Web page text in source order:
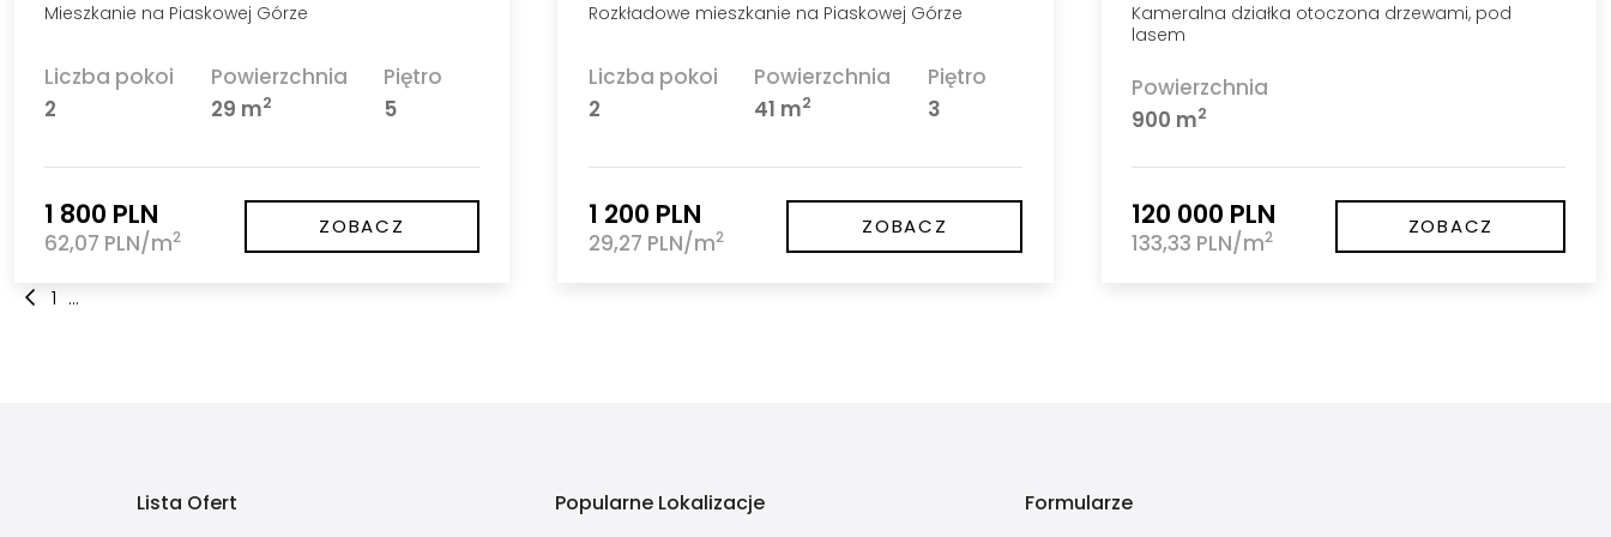
Mieszkanie na Piaskowej Górze
Liczba pokoi
2
Powierzchnia
29 m2
Piętro
5
1 800 PLN
62,07 PLN/m2 ZOBACZ
Rozkładowe mieszkanie na Piaskowej Górze
Liczba pokoi
2
Powierzchnia
41 m2
Piętro
3
1 200 PLN
29,27 PLN/m2 ZOBACZ
Kameralna działka otoczona drzewami, pod
lasem
Powierzchnia
900 m2
120 000 PLN
133,33 PLN/m2 ZOBACZ
1 ...
Lista Ofert
Popularne Lokalizacje
Formularze